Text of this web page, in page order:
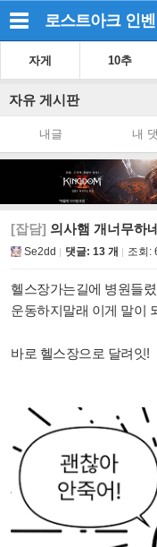
로스트아크 인벤
자게 10추
자유 게시판
내글 내
[잡담] 의사햄 개너무하
Se2dd 댓글: 13 개 조회:
헬스장가는길에 병원들
운동하지말래 이게 말이
바로 헬스장으로 달려잇!